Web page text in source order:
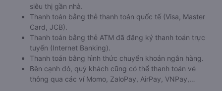
siêu thị gần nhà.
Thanh toán bằng thẻ thanh toán quốc tế (Visa, Master
Card, JCB).
Thanh toán bằng thẻ ATM đã đăng ký thanh toán trực
tuyến (Internet Banking).
Thanh toán bằng hình thức chuyển khoản ngân hàng.
Bên cạnh đó, quý khách cũng có thể thanh toán vé
thông qua các ví Momo, ZaloPay, AirPay, VNPay,…